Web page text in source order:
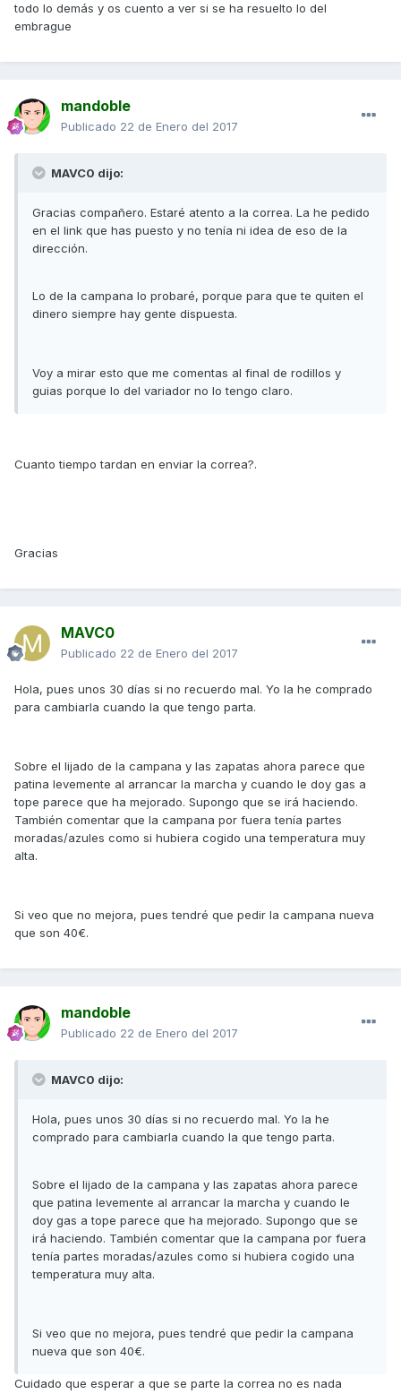
todo lo demás y os cuento a ver si se ha resuelto lo del
embrague
mandoble
Publicado 22 de Enero del 2017
MAVC0 dijo:
Gracias compañero. Estaré atento a la correa. La he pedido
en el link que has puesto y no tenía ni idea de eso de la
dirección.
Lo de la campana lo probaré, porque para que te quiten el
dinero siempre hay gente dispuesta.
Voy a mirar esto que me comentas al final de rodillos y
guias porque lo del variador no lo tengo claro.
Cuanto tiempo tardan en enviar la correa?.
Gracias
MAVC0
Publicado 22 de Enero del 2017
Hola, pues unos 30 días si no recuerdo mal. Yo la he comprado
para cambiarla cuando la que tengo parta.
Sobre el lijado de la campana y las zapatas ahora parece que
patina levemente al arrancar la marcha y cuando le doy gas a
tope parece que ha mejorado. Supongo que se irá haciendo.
También comentar que la campana por fuera tenía partes
moradas/azules como si hubiera cogido una temperatura muy
alta.
Si veo que no mejora, pues tendré que pedir la campana nueva
que son 40€.
mandoble
Publicado 22 de Enero del 2017
MAVC0 dijo:
Hola, pues unos 30 días si no recuerdo mal. Yo la he
comprado para cambiarla cuando la que tengo parta.
Sobre el lijado de la campana y las zapatas ahora parece
que patina levemente al arrancar la marcha y cuando le
doy gas a tope parece que ha mejorado. Supongo que se
irá haciendo. También comentar que la campana por fuera
tenía partes moradas/azules como si hubiera cogido una
temperatura muy alta.
Si veo que no mejora, pues tendré que pedir la campana
nueva que son 40€.
Cuidado que esperar a que se parte la correa no es nada